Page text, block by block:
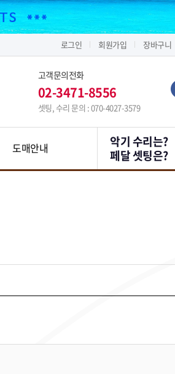
로그인 회원가입 장바구니
고객문의전화
02-3471-8556
셋팅, 수리 문의 : 070-4027-3579
도매안내
악기 수리는?
페달 셋팅은?